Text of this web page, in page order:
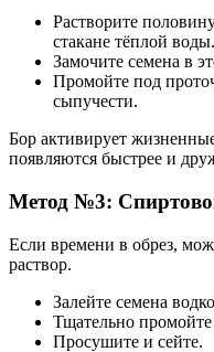
Растворите
стакане тёплой воды.
Замочите семена в
Промойте под
сыпучести.
Бор активирует
появляются быстрее и
Метод №3:
Если времени в обрез,
раствор.
Залейте семена
Тщательно
Просушите и сейте.